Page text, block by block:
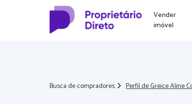
Vender
imóvel
Busca de compradores Perfil de Greice Aline